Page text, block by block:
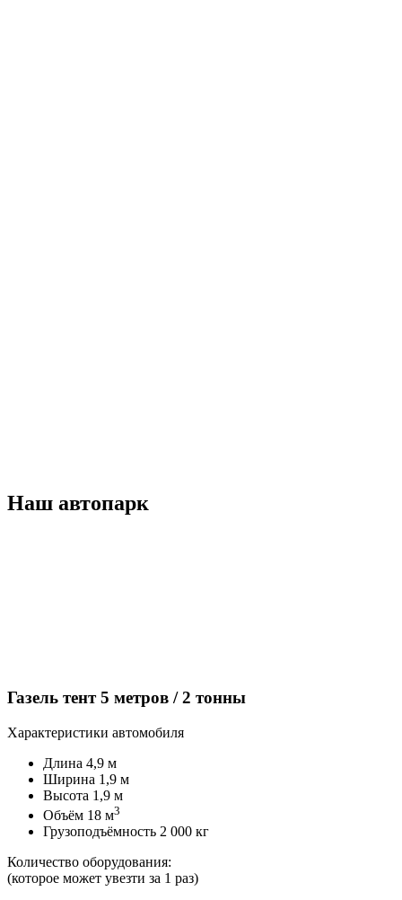
Наш автопарк
Газель тент 5 метров / 2 тонны
Характеристики автомобиля
Длина 4,9 м
Ширина 1,9 м
Высота 1,9 м
Объём 18 м3
Грузоподъёмность 2 000 кг
Количество оборудования:
(которое может увезти за 1 раз)